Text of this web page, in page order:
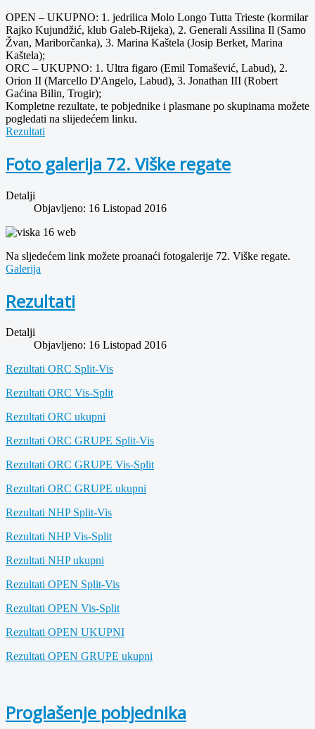
OPEN – UKUPNO: 1. jedrilica Molo Longo Tutta Trieste (kormilar
Rajko Kujundžić, klub Galeb-Rijeka), 2. Generali Assilina Il (Samo
Žvan, Mariborčanka), 3. Marina Kaštela (Josip Berket, Marina
Kaštela);
ORC – UKUPNO: 1. Ultra figaro (Emil Tomašević, Labud), 2.
Orion II (Marcello D'Angelo, Labud), 3. Jonathan III (Robert
Gaćina Bilin, Trogir);
Kompletne rezultate, te pobjednike i plasmane po skupinama možete
pogledati na slijedećem linku.
Rezultati
Foto galerija 72. Viške regate
Detalji
Objavljeno: 16 Listopad 2016
Na sljedećem link možete proanaći fotogalerije 72. Viške regate.
Galerija
Rezultati
Detalji
Objavljeno: 16 Listopad 2016
Rezultati ORC Split-Vis
Rezultati ORC Vis-Split
Rezultati ORC ukupni
Rezultati ORC GRUPE Split-Vis
Rezultati ORC GRUPE Vis-Split
Rezultati ORC GRUPE ukupni
Rezultati NHP Split-Vis
Rezultati NHP Vis-Split
Rezultati NHP ukupni
Rezultati OPEN Split-Vis
Rezultati OPEN Vis-Split
Rezultati OPEN UKUPNI
Rezultati OPEN GRUPE ukupni
Proglašenje pobjednika